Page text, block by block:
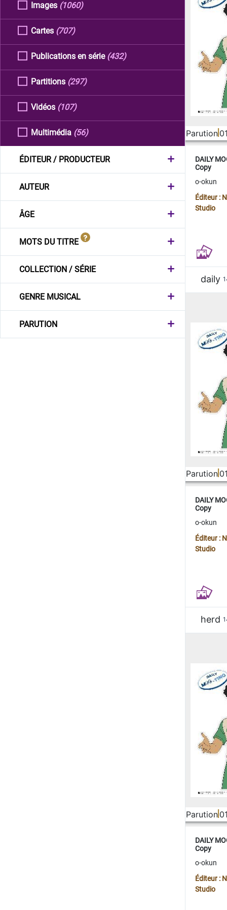
Images (1060)
Cartes (707)
Publications en série (432)
Partitions (297)
Vidéos (107)
Multimédia (56)
ÉDITEUR / PRODUCTEUR
AUTEUR
ÂGE
MOTS DU TITRE
COLLECTION / SÉRIE
GENRE MUSICAL
PARUTION
Parution
DAILY
Copy
o-okun
Éditeur :
Studio
daily
Parution
DAILY
Copy
o-okun
Éditeur :
Studio
herd
Parution
DAILY
Copy
o-okun
Éditeur :
Studio